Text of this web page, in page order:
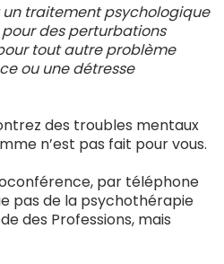
un traitement psychologique
des perturbations
tout autre problème
ou une détresse
des troubles mentaux
n’est pas fait pour vous.
par téléphone
pas de la psychothérapie
des Professions, mais